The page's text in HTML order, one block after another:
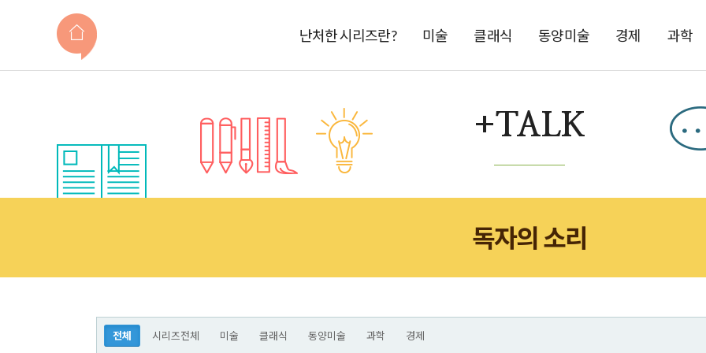
난처한 시리즈란? 미술 클래식 동양미술 경제 과학
+TALK
독자의 소리
전체 시리즈전체 미술 클래식 동양미술 과학 경제